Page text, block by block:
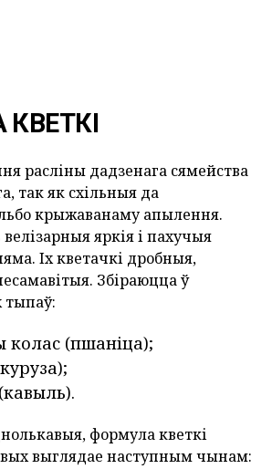
расліны дадзенага сямейства
так як схільныя да
крыжаванаму апылення.
яркія і пахучыя
Іх кветачкі дробныя,
Збіраюцца ў
тыпаў:
колас (пшаніца);
формула кветкі
выглядае наступным чынам: